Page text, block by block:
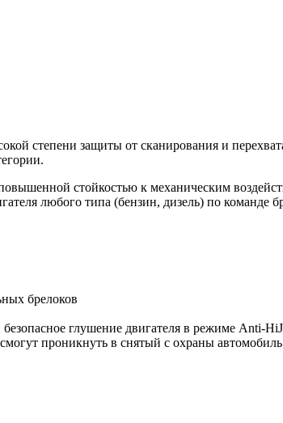
степени защиты от сканирования и
стойкостью к механическим
любого типа (бензин, дизель) по команде
брелоков
глушение двигателя в режиме Anti-
проникнуть в снятый с охраны